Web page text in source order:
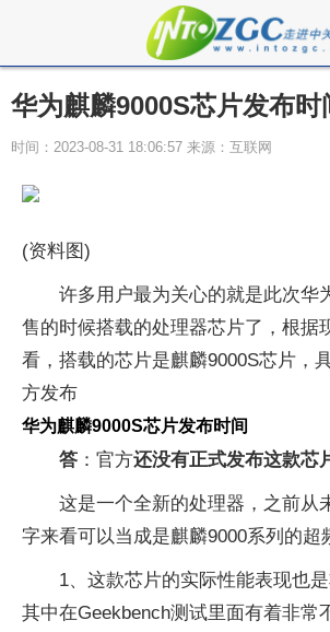
华为麒麟9000S芯片发布时
时间：2023-08-31 18:06:57 来源：互联网
(资料图)
许多用户最为关心的就是此次华
售的时候搭载的处理器芯片了，根据
看，搭载的芯片是麒麟9000S芯片，
方发布
华为麒麟9000S芯片发布时间
答 ：官方还没有正式发布这款芯
这是一个全新的处理器，之前从
字来看可以当成是麒麟9000系列的超
1、这款芯片的实际性能表现也
其中在Geekbench测试里面有着非常